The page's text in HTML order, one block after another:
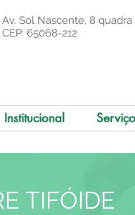
Av. Sol Nascente, 8
CEP: 65068-212
Institucional
TIFÓIDE